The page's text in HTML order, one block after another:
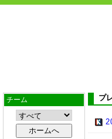
チーム プ